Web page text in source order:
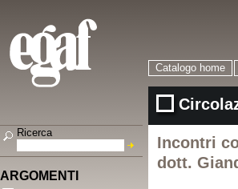
Catalogo home
Incontri
dott.
Ricerca
ARGOMENTI